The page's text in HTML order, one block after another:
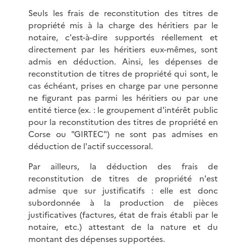
Seuls les frais de reconstitution des titres de
propriété mis à la charge des héritiers par le
notaire, c'est-à-dire supportés réellement et
directement par les héritiers eux-mêmes, sont
admis en déduction. Ainsi, les dépenses de
reconstitution de titres de propriété qui sont, le
cas échéant, prises en charge par une personne
ne figurant pas parmi les héritiers ou par une
entité tierce (ex. : le groupement d'intérêt public
pour la reconstitution des titres de propriété en
Corse ou "GIRTEC") ne sont pas admises en
déduction de l'actif successoral.
Par ailleurs, la déduction des frais de
reconstitution de titres de propriété n'est
admise que sur justificatifs : elle est donc
subordonnée à la production de pièces
justificatives (factures, état de frais établi par le
notaire, etc.) attestant de la nature et du
montant des dépenses supportées.